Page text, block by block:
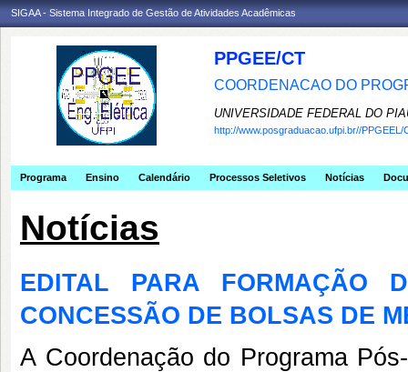
SIGAA - Sistema Integrado de Gestão de Atividades Acadêmicas
PPGEE/CT
COORDENACAO DO
UNIVERSIDADE FEDERAL DO
http://www.posgraduacao.ufpi.br//PPGEEL/
Programa Ensino Calendário Processos Seletivos Notícias
Notícias
EDITAL PARA FORMAÇÃO
CONCESSÃO DE BOLSAS DE
A Coordenação do Programa